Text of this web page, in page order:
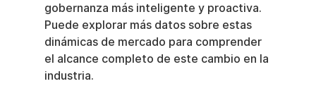
gobernanza más inteligente y proactiva.
Puede explorar más datos sobre estas
dinámicas de mercado para comprender
el alcance completo de este cambio en la
industria.